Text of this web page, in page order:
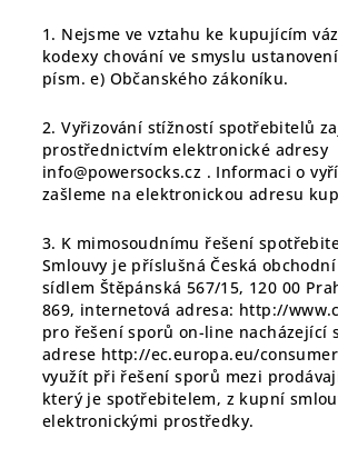
1. Nejsme ve vztahu ke kupujícím
kodexy chování ve smyslu
písm. e) Občanského zákoníku.
2. Vyřizování stížností spotřebitelů
prostřednictvím elektronické adresy
info@powersocks.cz . Informaci o
zašleme na elektronickou adresu
3. K mimosoudnímu řešení
Smlouvy je příslušná Česká
sídlem Štěpánská 567/15, 120 00
869, internetová adresa: http://
pro řešení sporů on-line nacházející
adrese http://ec.europa.eu/
využít při řešení sporů mezi
který je spotřebitelem, z kupní
elektronickými prostředky.